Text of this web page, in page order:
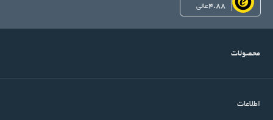
4.88عالی
محصولات
اطلاعات